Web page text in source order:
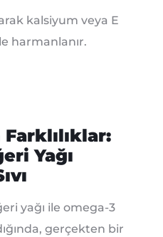
kalsiyum veya E
harmanlanır.
Yağı
yağı ile omega-3
gerçekten bir